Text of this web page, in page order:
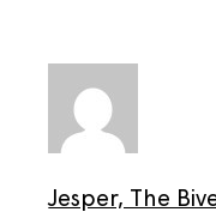
Jesper, The